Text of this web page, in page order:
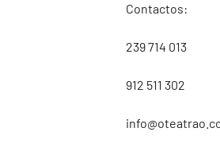
Contactos:
239 714 013
912 511 302